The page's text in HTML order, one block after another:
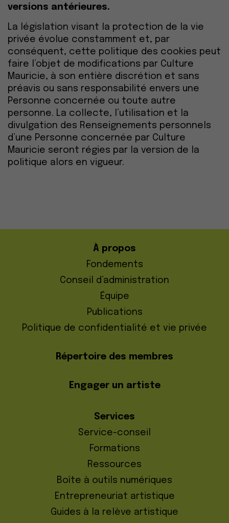
versions antérieures.
La législation visant la protection de la vie
privée évolue constamment et, par
conséquent, cette politique des cookies peut
faire l’objet de modifications par Culture
Mauricie, à son entière discrétion et sans
préavis ou sans responsabilité envers une
Personne concernée ou toute autre
personne. La collecte, l’utilisation et la
divulgation des Renseignements personnels
d’une Personne concernée par Culture
Mauricie seront régies par la version de la
politique alors en vigueur.
À propos
Fondements
Conseil d’administration
Équipe
Publications
Politique de confidentialité et vie privée
Répertoire des membres
Engager un artiste
Services
Service-conseil
Formations
Ressources
Boîte à outils numériques
Entrepreneuriat artistique
Guides à la relève artistique